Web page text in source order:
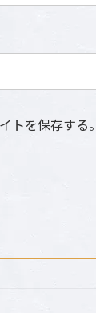
トを保存する。